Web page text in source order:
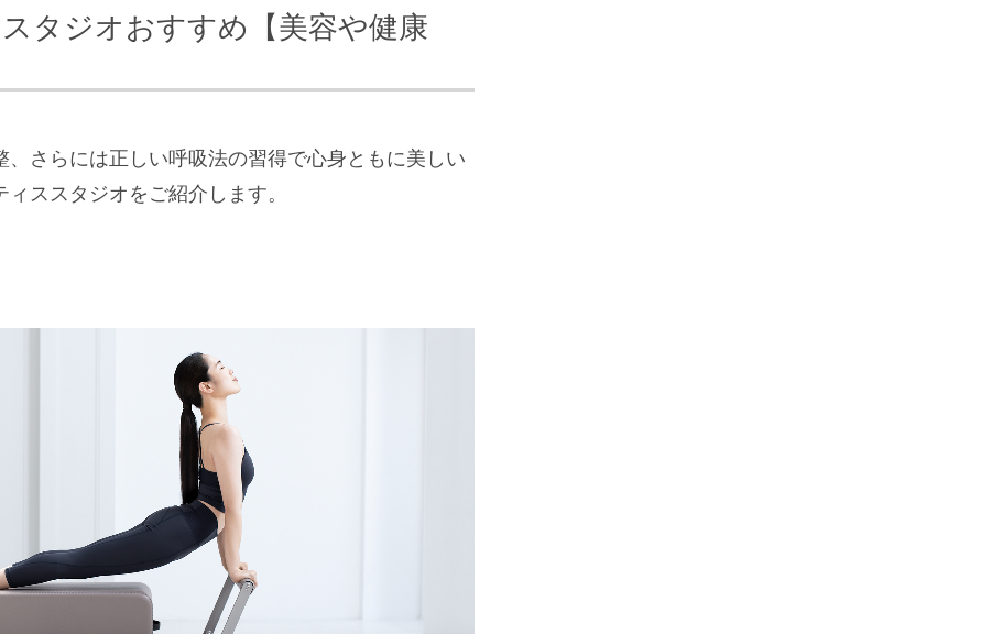
タジオおすすめ【美容や健康
さらには正しい呼吸法の習得で心身ともに美しい
ススタジオをご紹介します。